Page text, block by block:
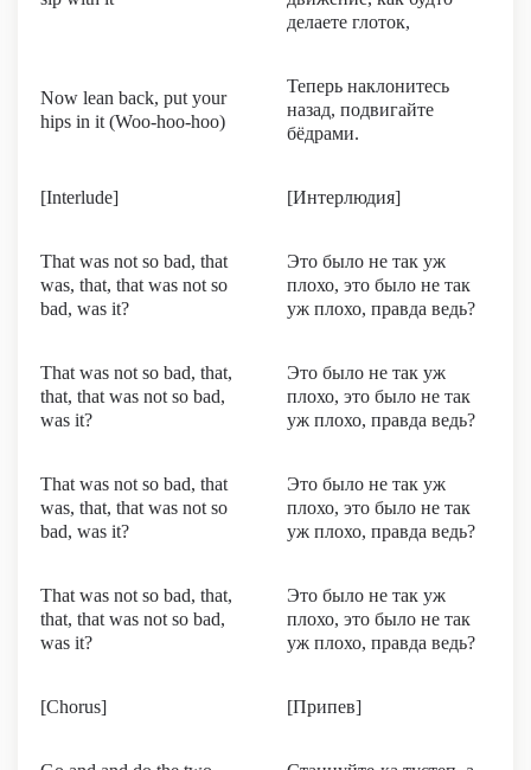
делаете глоток,
Now lean back, put your
hips in it (Woo-hoo-hoo)
Теперь наклонитесь
назад, подвигайте
бёдрами.
[Interlude] [Интерлюдия]
That was not so bad, that
was, that, that was not so
bad, was it?
Это было не так уж
плохо, это было не так
уж плохо, правда ведь?
That was not so bad, that,
that, that was not so bad,
was it?
Это было не так уж
плохо, это было не так
уж плохо, правда ведь?
That was not so bad, that
was, that, that was not so
bad, was it?
Это было не так уж
плохо, это было не так
уж плохо, правда ведь?
That was not so bad, that,
that, that was not so bad,
was it?
Это было не так уж
плохо, это было не так
уж плохо, правда ведь?
[Chorus] [Припев]